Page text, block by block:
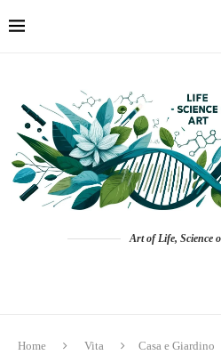
Art of Life, Science
Home Vita Casa e Giardino